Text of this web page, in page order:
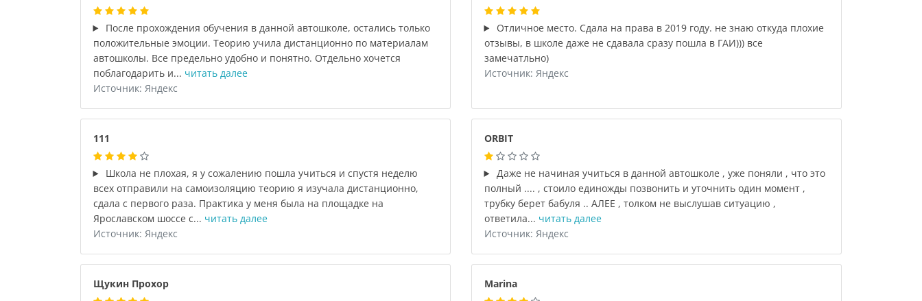
После прохождения обучения в данной автошколе, остались только
положительные эмоции. Теорию учила дистанционно по материалам
автошколы. Все предельно удобно и понятно. Отдельно хочется
поблагодарить и... читать далее
Источник: Яндекс
Отличное место. Сдала на права в 2019 году. не знаю откуда плохие
отзывы, в школе даже не сдавала сразу пошла в ГАИ))) все
замечатльно)
Источник: Яндекс
111
Школа не плохая, я у сожалению пошла учиться и спустя неделю
всех отправили на самоизоляцию теорию я изучала дистанционно,
сдала с первого раза. Практика у меня была на площадке на
Ярославском шоссе с... читать далее
Источник: Яндекс
ORBIT
Даже не начиная учиться в данной автошколе , уже поняли , что это
полный .... , стоило единожды позвонить и уточнить один момент ,
трубку берет бабуля .. АЛЕЕ , толком не выслушав ситуацию ,
ответила... читать далее
Источник: Яндекс
Щукин Прохор Marina